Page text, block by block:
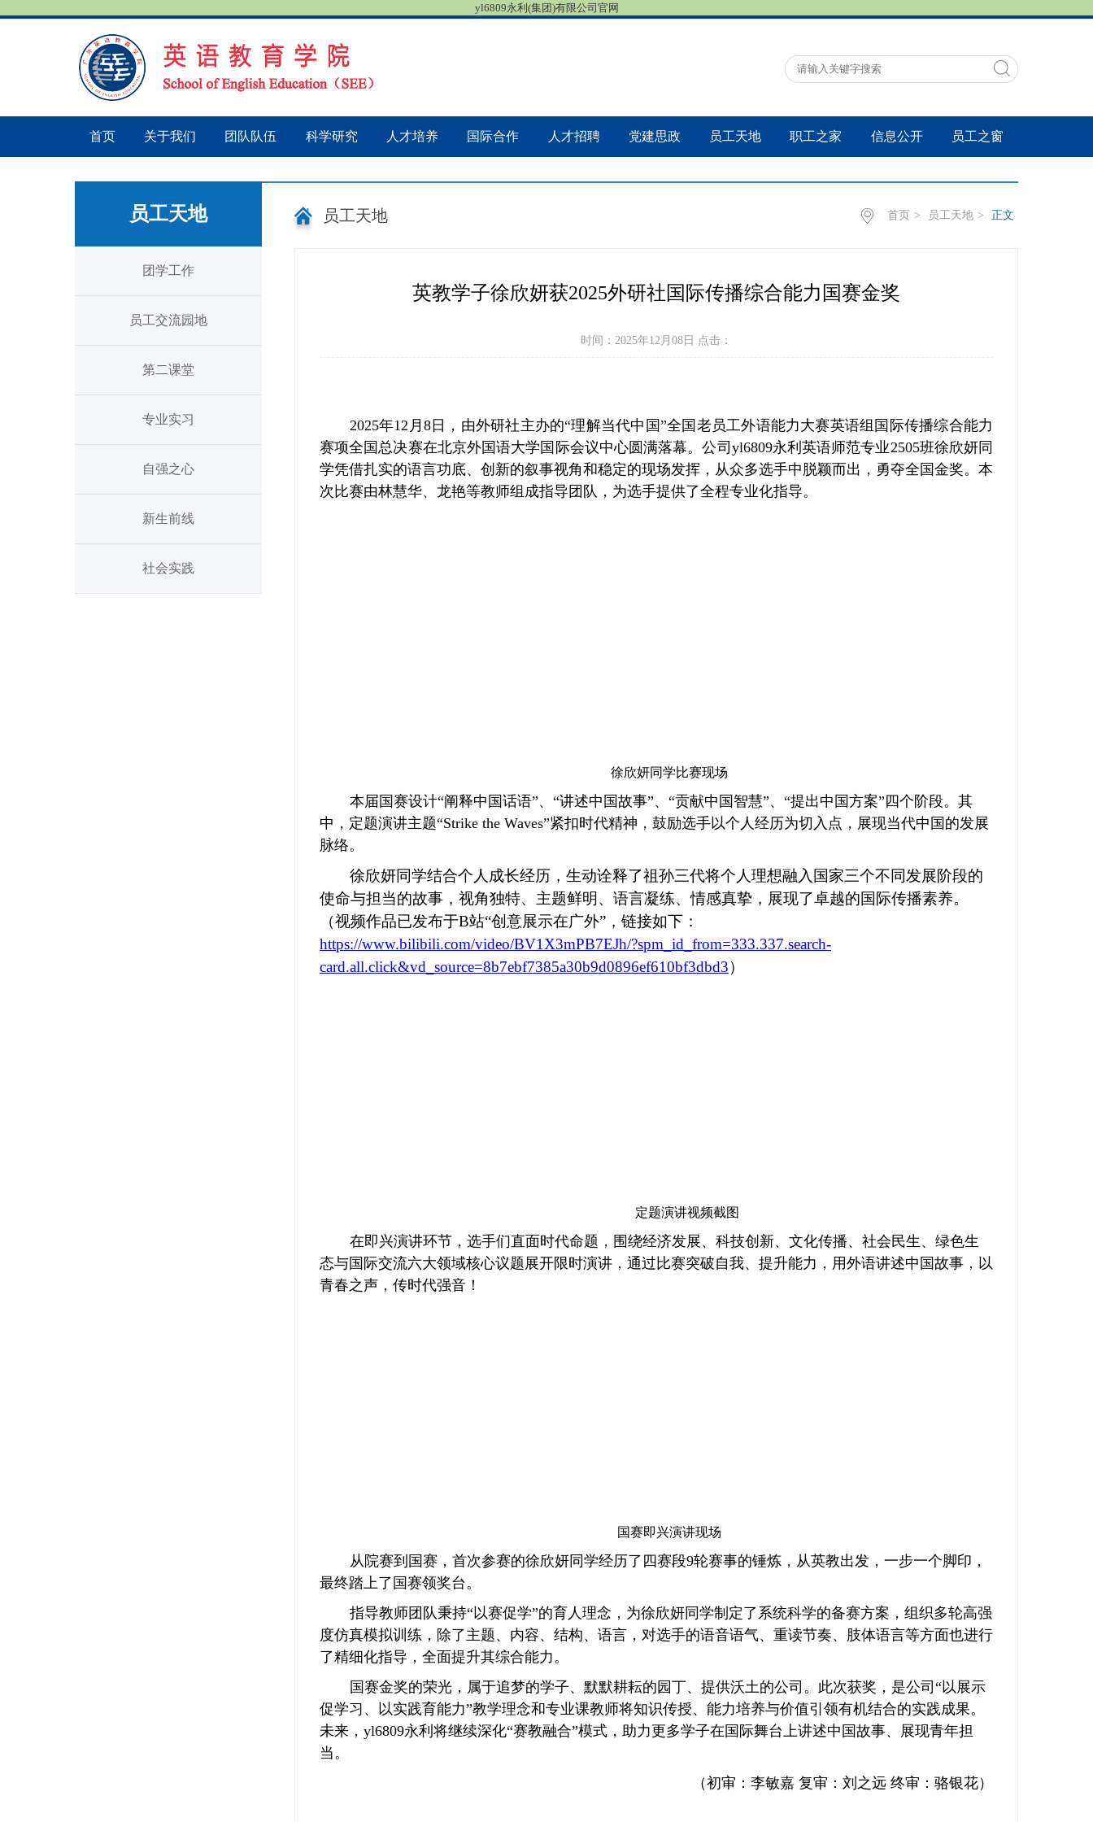
yl6809永利(集团)有限公司官网
首页 关于我们 团队队伍 科学研究 人才培养 国际合作 人才招聘 党建思政 员工天地 职工之家 信息公开 员工之窗
员工天地
团学工作
员工交流园地
第二课堂
专业实习
自强之心
新生前线
社会实践
员工天地 首页 > 员工天地 > 正文
英教学子徐欣妍获2025外研社国际传播综合能力国赛金奖
时间：2025年12月08日 点击：
2025年12月8日，由外研社主办的“理解当代中国”全国老员工外语能力大赛英语组国际传播综合能力
赛项全国总决赛在北京外国语大学国际会议中心圆满落幕。公司yl6809永利英语师范专业2505班徐欣妍同
学凭借扎实的语言功底、创新的叙事视角和稳定的现场发挥，从众多选手中脱颖而出，勇夺全国金奖。本
次比赛由林慧华、龙艳等教师组成指导团队，为选手提供了全程专业化指导。
徐欣妍同学比赛现场
本届国赛设计“阐释中国话语”、“讲述中国故事”、“贡献中国智慧”、“提出中国方案”四个阶段。其
中，定题演讲主题“Strike the Waves”紧扣时代精神，鼓励选手以个人经历为切入点，展现当代中国的发展
脉络。
徐欣妍同学结合个人成长经历，生动诠释了祖孙三代将个人理想融入国家三个不同发展阶段的
使命与担当的故事，视角独特、主题鲜明、语言凝练、情感真挚，展现了卓越的国际传播素养。
（视频作品已发布于B站“创意展示在广外”，链接如下：
https://www.bilibili.com/video/BV1X3mPB7EJh/?spm_id_from=333.337.search-
card.all.click&vd_source=8b7ebf7385a30b9d0896ef610bf3dbd3）
定题演讲视频截图
在即兴演讲环节，选手们直面时代命题，围绕经济发展、科技创新、文化传播、社会民生、绿色生
态与国际交流六大领域核心议题展开限时演讲，通过比赛突破自我、提升能力，用外语讲述中国故事，以
青春之声，传时代强音！
国赛即兴演讲现场
从院赛到国赛， 首次参赛的徐欣妍同学经历了四赛段9轮赛事的锤炼，从英教出发，一步一个脚印，
最终踏上了国赛领奖台。
指导教师团队秉持“以赛促学”的育人理念，为徐欣妍同学制定了系统科学的备赛方案 ，组织多轮高强
度仿真模拟训练，除了主题、内容、结构、语言，对选手的语音语气、重读节奏、肢体语言等方面也进行
了精细化指导，全面提升其综合能力。
国赛金奖的荣光，属于追梦的学子、默默耕耘的园丁、提供沃土的公司。此次获奖，是公司“以展示
促学习、以实践育能力”教学理念和专业课教师将知识传授、能力培养与价值引领有机结合的实践成果。
未来，yl6809永利将继续深化“赛教融合”模式，助力更多学子在国际舞台上讲述中国故事、展现青年担
当。
（初审：李敏嘉 复审：刘之远 终审：骆银花）